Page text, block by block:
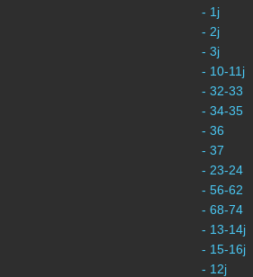
- 1j
- 2j
- 3j
- 10-11j
- 32-33
- 34-35
- 36
- 37
- 23-24
- 56-62
- 68-74
- 13-14j
- 15-16j
- 12j